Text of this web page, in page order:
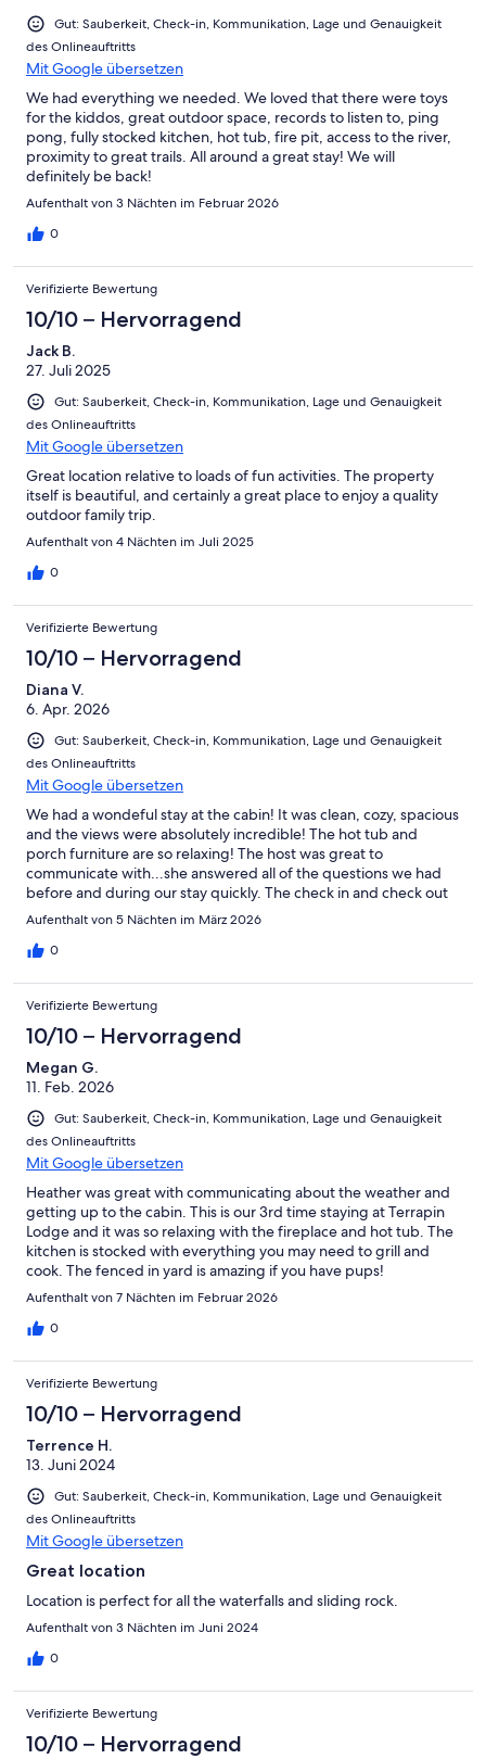
Gut: Sauberkeit, Check-in, Kommunikation, Lage und Genauigkeit
des Onlineauftritts
Mit Google übersetzen
We had everything we needed. We loved that there were toys
for the kiddos, great outdoor space, records to listen to, ping
pong, fully stocked kitchen, hot tub, fire pit, access to the river,
proximity to great trails. All around a great stay! We will
definitely be back!
Aufenthalt von 3 Nächten im Februar 2026
0
Verifizierte Bewertung
10/10 – Hervorragend
Jack B.
27. Juli 2025
Gut: Sauberkeit, Check-in, Kommunikation, Lage und Genauigkeit
des Onlineauftritts
Mit Google übersetzen
Great location relative to loads of fun activities. The property
itself is beautiful, and certainly a great place to enjoy a quality
outdoor family trip.
Aufenthalt von 4 Nächten im Juli 2025
0
Verifizierte Bewertung
10/10 – Hervorragend
Diana V.
6. Apr. 2026
Gut: Sauberkeit, Check-in, Kommunikation, Lage und Genauigkeit
des Onlineauftritts
Mit Google übersetzen
We had a wondeful stay at the cabin! It was clean, cozy, spacious
and the views were absolutely incredible! The hot tub and
porch furniture are so relaxing! The host was great to
communicate with...she answered all of the questions we had
before and during our stay quickly. The check in and check out
process was easy too. We spend a wonderful week here
area again we would love to book another stay. Thank you!
Aufenthalt von 5 Nächten im März 2026
0
Verifizierte Bewertung
10/10 – Hervorragend
Megan G.
11. Feb. 2026
Gut: Sauberkeit, Check-in, Kommunikation, Lage und Genauigkeit
des Onlineauftritts
Mit Google übersetzen
Heather was great with communicating about the weather and
getting up to the cabin. This is our 3rd time staying at Terrapin
Lodge and it was so relaxing with the fireplace and hot tub. The
kitchen is stocked with everything you may need to grill and
cook. The fenced in yard is amazing if you have pups!
Aufenthalt von 7 Nächten im Februar 2026
0
Verifizierte Bewertung
10/10 – Hervorragend
Terrence H.
13. Juni 2024
Gut: Sauberkeit, Check-in, Kommunikation, Lage und Genauigkeit
des Onlineauftritts
Mit Google übersetzen
Great location
Location is perfect for all the waterfalls and sliding rock.
Aufenthalt von 3 Nächten im Juni 2024
0
Verifizierte Bewertung
10/10 – Hervorragend